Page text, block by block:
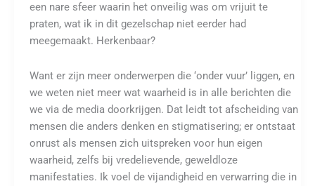
een nare sfeer waarin het onveilig was om vrijuit te
praten, wat ik in dit gezelschap niet eerder had
meegemaakt. Herkenbaar?
Want er zijn meer onderwerpen die ‘onder vuur’ liggen, en
we weten niet meer wat waarheid is in alle berichten die
we via de media doorkrijgen. Dat leidt tot afscheiding van
mensen die anders denken en stigmatisering; er ontstaat
onrust als mensen zich uitspreken voor hun eigen
waarheid, zelfs bij vredelievende, geweldloze
manifestaties. Ik voel de vijandigheid en verwarring die in